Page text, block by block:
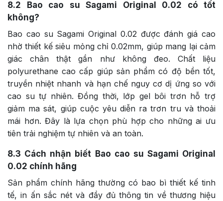
8.2
Bao cao su Sagami Original 0.02 có tốt
không?
Bao cao su Sagami Original 0.02 được đánh giá cao
nhờ thiết kế siêu mỏng chỉ 0.02mm, giúp mang lại cảm
giác chân thật gần như không đeo. Chất liệu
polyurethane cao cấp giúp sản phẩm có độ bền tốt,
truyền nhiệt nhanh và hạn chế nguy cơ dị ứng so với
cao su tự nhiên. Đồng thời, lớp gel bôi trơn hỗ trợ
giảm ma sát, giúp cuộc yêu diễn ra trơn tru và thoải
mái hơn. Đây là lựa chọn phù hợp cho những ai ưu
tiên trải nghiệm tự nhiên và an toàn.
8.3 Cách nhận biết Bao cao su Sagami Original
0.02 chính hãng
Sản phẩm chính hãng thường có bao bì thiết kế tinh
tế, in ấn sắc nét và đầy đủ thông tin về thương hiệu